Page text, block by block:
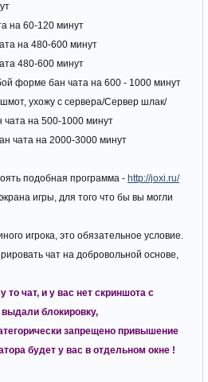
на 60-120 минут
на 480-600 минут
480-600 минут
форме бан чата на 600 - 1000 минут
ухожу с сервера/Сервер шлак/
чата на 500-1000 минут
чата на 2000-3000 минут
подобная программа - http://joxi.ru/
игры, для того что бы вы могли
игрока, это обязательное условие.
чат на добровольной основе,
то чат, и у вас нет скриншота с
блокировку,
запрещено привышение
будет у вас в отдельном окне !